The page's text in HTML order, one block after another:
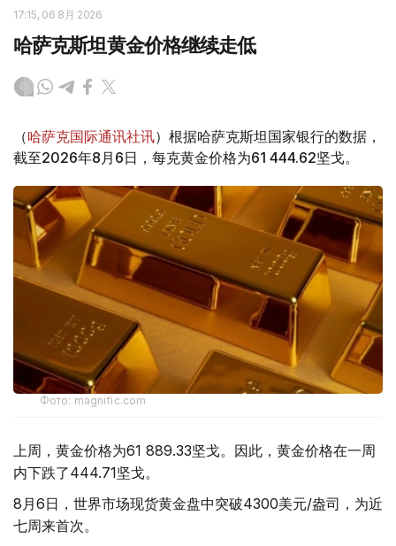
17:15, 06 8月 2026
哈萨克斯坦黄金价格继续走低
（哈萨克国际通讯社讯）根据哈萨克斯坦国家银行的数据，
截至2026年8月6日，每克黄金价格为61 444.62坚戈。
Фото: magnific.com
上周，黄金价格为61 889.33坚戈。因此，黄金价格在一周
内下跌了444.71坚戈。
8月6日，世界市场现货黄金盘中突破4300美元/盎司，为近
七周来首次。